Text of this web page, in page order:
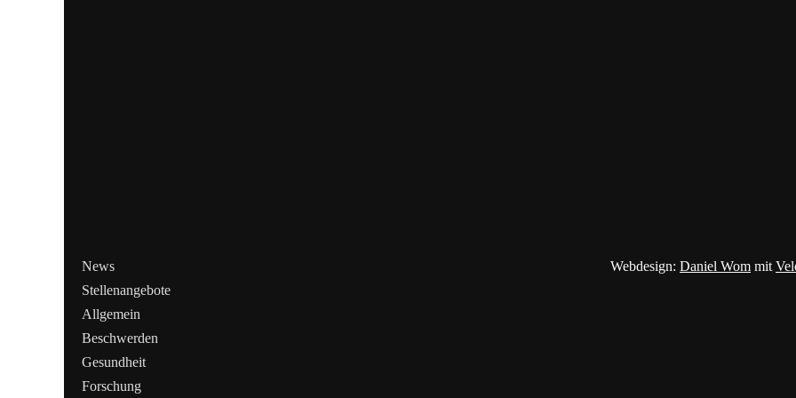
News
Stellenangebote
Allgemein
Beschwerden
Gesundheit
Forschung
Webdesign: Daniel Wom mit